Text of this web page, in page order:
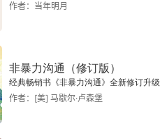
作者：当年明月
非暴力沟通（修订版）
经典畅销书《非暴力沟通》全新修订升级
作者：[美] 马歇尔·卢森堡